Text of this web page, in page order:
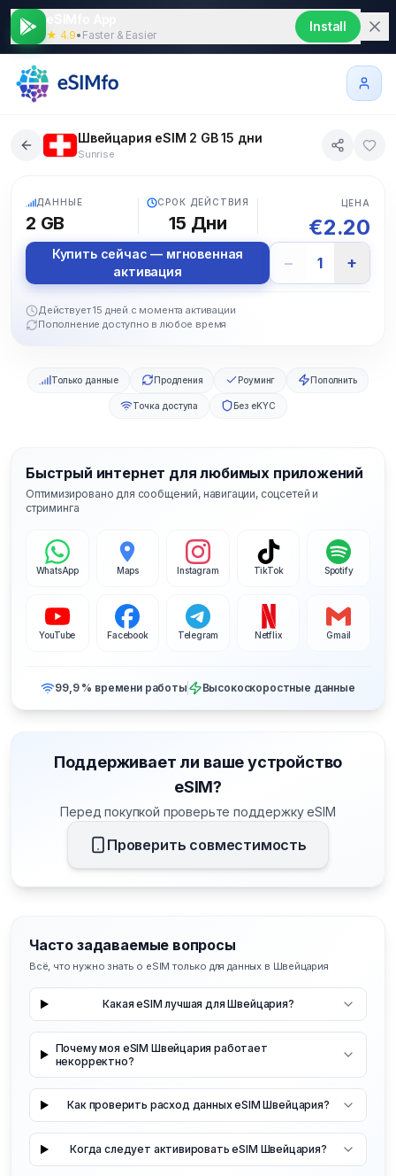
★ 4.9• Faster & Easier
Install
Швейцария eSIM 2 GB 15 дни
Sunrise
ДАННЫЕ
2 GB
СРОК ДЕЙСТВИЯ
15 Дни
ЦЕНА
€2.20
Купить сейчас — мгновенная
активация
− 1 +
Действует 15 дней с момента активации
Пополнение доступно в любое время
Только данные Продления Роуминг Пополнить
Точка доступа Без eKYC
Быстрый интернет для любимых приложений
Оптимизировано для сообщений, навигации, соцсетей и
стриминга
WhatsApp Maps Instagram TikTok Spotify
YouTube Facebook Telegram Netflix Gmail
99,9 % времени работы Высокоскоростные данные
Поддерживает ли ваше устройство
eSIM?
Перед покупкой проверьте поддержку eSIM
Проверить совместимость
Часто задаваемые вопросы
Всё, что нужно знать о eSIM только для данных в Швейцария
Какая eSIM лучшая для Швейцария?
Почему моя eSIM Швейцария работает
некорректно?
Как проверить расход данных eSIM Швейцария?
Когда следует активировать eSIM Швейцария?